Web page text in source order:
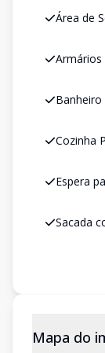
Área de
Armários
Banheiro
Cozinha
Espera
Sacada
Mapa do